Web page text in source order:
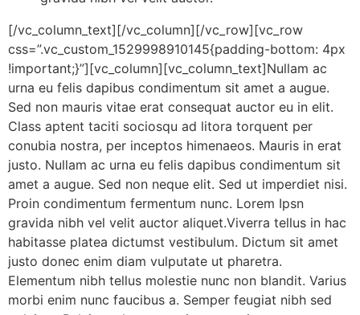
[/vc_column_text][/vc_column][/vc_row][vc_row
css=”.vc_custom_1529998910145{padding-bottom: 4px
!important;}”][vc_column][vc_column_text]Nullam ac
urna eu felis dapibus condimentum sit amet a augue.
Sed non mauris vitae erat consequat auctor eu in elit.
Class aptent taciti sociosqu ad litora torquent per
conubia nostra, per inceptos himenaeos. Mauris in erat
justo. Nullam ac urna eu felis dapibus condimentum sit
amet a augue. Sed non neque elit. Sed ut imperdiet nisi.
Proin condimentum fermentum nunc. Lorem Ipsn
gravida nibh vel velit auctor aliquet.Viverra tellus in hac
habitasse platea dictumst vestibulum. Dictum sit amet
justo donec enim diam vulputate ut pharetra.
Elementum nibh tellus molestie nunc non blandit. Varius
morbi enim nunc faucibus a. Semper feugiat nibh sed